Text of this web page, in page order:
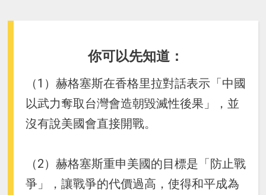
你可以先知道：
（1）赫格塞斯在香格里拉對話表示「中國
以武力奪取台灣會造朝毀滅性後果」，並
沒有說美國會直接開戰。
（2）赫格塞斯重申美國的目標是「防止戰
爭」，讓戰爭的代價過高，使得和平成為